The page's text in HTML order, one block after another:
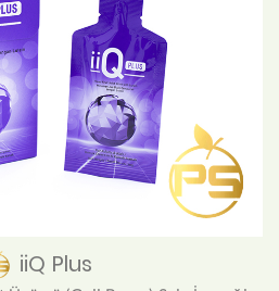
iiQ Plus